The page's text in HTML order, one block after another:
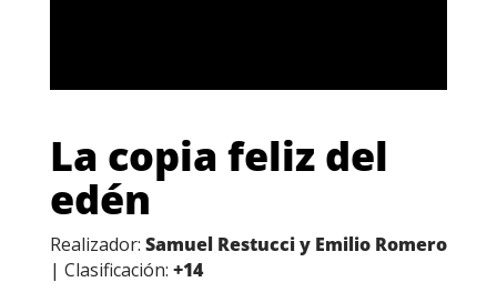
La copia feliz del
edén
Realizador: Samuel Restucci y Emilio Romero
| Clasificación: +14